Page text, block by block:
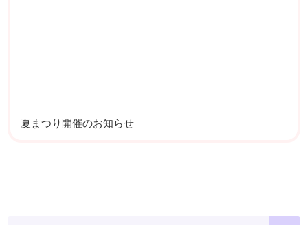
夏まつり開催のお知らせ